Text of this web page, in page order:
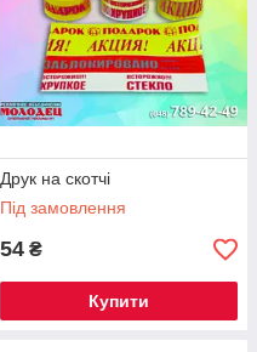
Друк на скотчі
Під замовлення
54 ₴
Купити